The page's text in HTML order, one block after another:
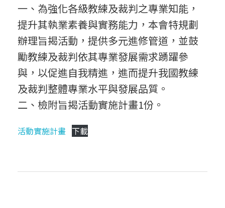
知
】
中
華
民
一、為強化各級教練及裁判之專業知能，
提升其執業素養與實務能力，本會特規劃
辦理旨揭活動，提供多元進修管道，並鼓
勵教練及裁判依其專業發展需求踴躍參
與，以促進自我精進，進而提升我國教練
及裁判整體專業水平與發展品質。
二、檢附旨揭活動實施計畫1份。
活動實施計畫 下載